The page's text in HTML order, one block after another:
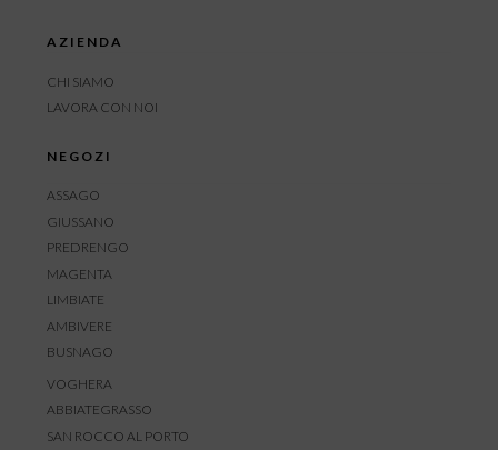
AZIENDA
CHI SIAMO
LAVORA CON NOI
NEGOZI
ASSAGO
GIUSSANO
PREDRENGO
MAGENTA
LIMBIATE
AMBIVERE
BUSNAGO
VOGHERA
ABBIATEGRASSO
SAN ROCCO AL PORTO